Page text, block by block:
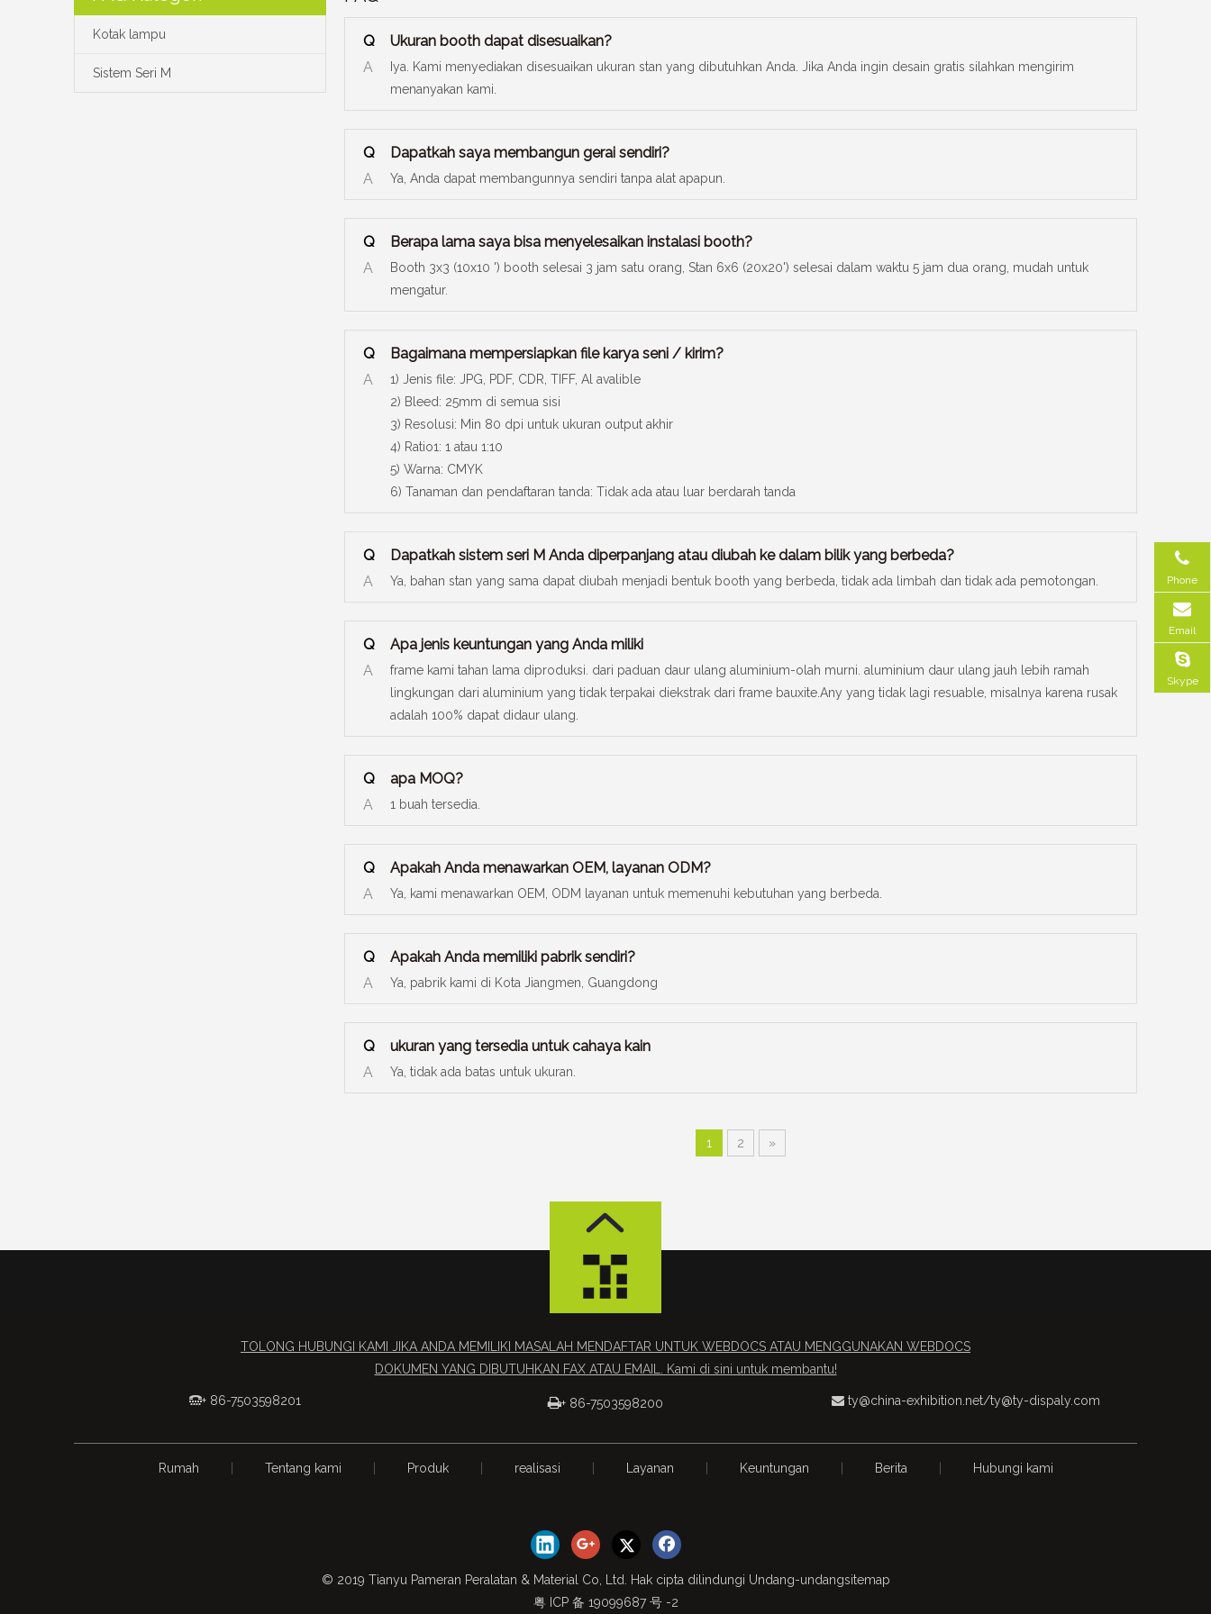
Kotak lampu
Sistem Seri M
Q
Ukuran booth dapat disesuaikan?
A
Iya. Kami menyediakan disesuaikan ukuran stan yang dibutuhkan Anda. Jika Anda ingin desain gratis silahkan mengirim
menanyakan kami.
Q
Dapatkah saya membangun gerai sendiri?
A
Ya, Anda dapat membangunnya sendiri tanpa alat apapun.
Q
Berapa lama saya bisa menyelesaikan instalasi booth?
A
Booth 3x3 (10x10 ') booth selesai 3 jam satu orang, Stan 6x6 (20x20') selesai dalam waktu 5 jam dua orang, mudah untuk
mengatur.
Q
Bagaimana mempersiapkan file karya seni / kirim?
A
1) Jenis file: JPG, PDF, CDR, TIFF, Al avalible
2) Bleed: 25mm di semua sisi
3) Resolusi: Min 80 dpi untuk ukuran output akhir
4) Ratio1: 1 atau 1:10
5) Warna: CMYK
6) Tanaman dan pendaftaran tanda: Tidak ada atau luar berdarah tanda
Q
Dapatkah sistem seri M Anda diperpanjang atau diubah ke dalam bilik yang berbeda?
A
Ya, bahan stan yang sama dapat diubah menjadi bentuk booth yang berbeda, tidak ada limbah dan tidak ada pemotongan.
Q
Apa jenis keuntungan yang Anda miliki
A
frame kami tahan lama diproduksi. dari paduan daur ulang aluminium-olah murni. aluminium daur ulang jauh lebih ramah
lingkungan dari aluminium yang tidak terpakai diekstrak dari frame bauxite.Any yang tidak lagi resuable, misalnya karena rusak
adalah 100% dapat didaur ulang.
Q
apa MOQ?
A
1 buah tersedia.
Q
Apakah Anda menawarkan OEM, layanan ODM?
A
Ya, kami menawarkan OEM, ODM layanan untuk memenuhi kebutuhan yang berbeda.
Q
Apakah Anda memiliki pabrik sendiri?
A
Ya, pabrik kami di Kota Jiangmen, Guangdong
Q
ukuran yang tersedia untuk cahaya kain
A
Ya, tidak ada batas untuk ukuran.
1 2 »
TOLONG HUBUNGI KAMI JIKA ANDA MEMILIKI MASALAH MENDAFTAR UNTUK WEBDOCS ATAU MENGGUNAKAN WEBDOCS
DOKUMEN YANG DIBUTUHKAN FAX ATAU EMAIL. Kami di sini untuk membantu!
+ 86-7503598201 + 86-7503598200  ty@china-exhibition.net/ty@ty-dispaly.com
Rumah Tentang kami Produk realisasi Layanan Keuntungan Berita Hubungi kami
Phone
Email
Skype
© 2019 Tianyu Pameran Peralatan & Material Co, Ltd. Hak cipta dilindungi Undang-undangsitemap
粤 ICP 备 19099687 号 -2